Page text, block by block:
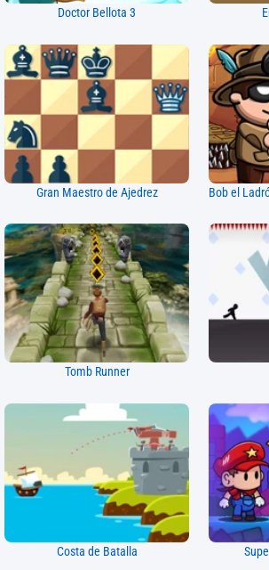
Doctor Bellota 3
Gran Maestro de Ajedrez
Tomb Runner
Costa de Batalla